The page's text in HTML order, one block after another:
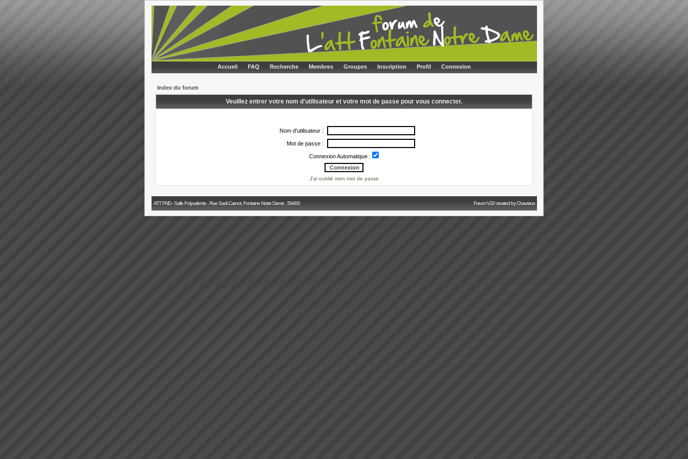
Accueil FAQ Recherche Membres Groupes Inscription Profil Connexion
Index du forum
Veuillez entrer votre nom d'utilisateur et votre mot de passe pour vous connecter.
Nom d'utilisateur :
Mot de passe :
Connexion Automatique :
J'ai oublié mon mot de passe
ATT FND - Salle Polyvalente , Rue Sadi Carnot, Fontaine Notre Dame , 59400 Forum V2// created by Chavrøux